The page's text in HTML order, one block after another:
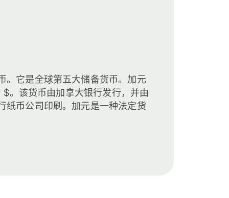
。它是全球第五大储备货币。加元
。该货币由加拿大银行发行，并由
纸币公司印刷。加元是一种法定货